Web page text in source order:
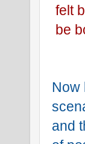
felt
be
Now
and